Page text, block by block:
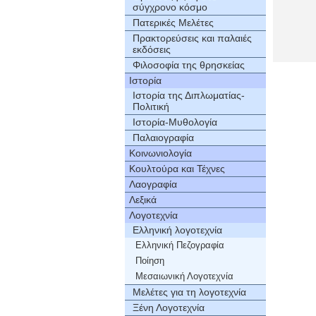
σύγχρονο κόσμο
Πατερικές Μελέτες
Πρακτορεύσεις και παλαιές
εκδόσεις
Φιλοσοφία της θρησκείας
Ιστορία
Ιστορία της Διπλωματίας-
Πολιτική
Ιστορία-Mυθολογία
Παλαιογραφία
Κοινωνιολογία
Κουλτούρα και Τέχνες
Λαογραφία
Λεξικά
Λογοτεχνία
Ελληνική λογοτεχνία
Ελληνική Πεζογραφία
Ποίηση
Μεσαιωνική Λογοτεχνία
Μελέτες για τη λογοτεχνία
Ξένη Λογοτεχνία